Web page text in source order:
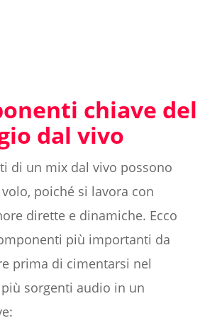
chiave del
dal vivo
di un mix dal vivo possono
poiché si lavora con
dirette e dinamiche. Ecco
più importanti da
prima di cimentarsi nel
sorgenti audio in un